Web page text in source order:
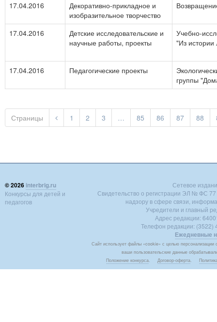
17.04.2016
Декоративно-прикладное и
изобразительное творчество
17.04.2016
Детские исследовательские и
научные работы, проекты
Учебно-
"Из
17.04.2016 Педагогические проекты
группы
Страницы 1 2 3 … 85 86 87 88
© 2026 interbrig.ru
Конкурсы для детей и
педагогов
Сетевое
Свидетельство о регистрации ЭЛ № ФС
надзору в сфере связи,
Учредители и главный
Адрес редакции:
Телефон редакции: (3522)
Ежедневные
Сайт использует файлы «cookie» с целью
ваши пользовательские данные
Положение конкурса. Договор-оферта.